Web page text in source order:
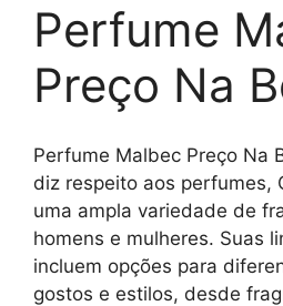
Perfume
Preço Na
Perfume Malbec Preço Na
diz respeito aos perfumes,
uma ampla variedade de
homens e mulheres. Suas
incluem opções para
gostos e estilos, desde